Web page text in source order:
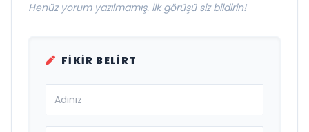
Henüz yorum yazılmamış. İlk görüşü siz bildirin!
FIKIR BELIRT